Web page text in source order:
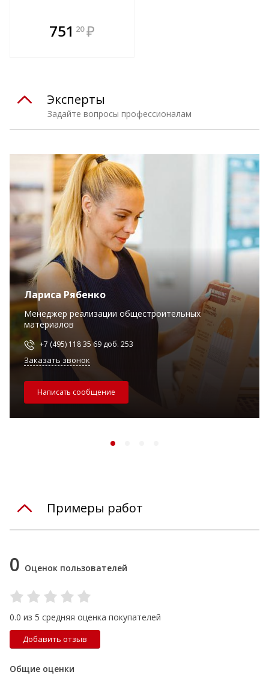
751 20 ₽
Задайте вопросы профессионалам
Эксперты
Лариса Рябенко
Менеджер реализации общестроительных
материалов
+7 (495) 118 35 69 доб. 253
Заказать звонок
Написать сообщение
Примеры работ
0 Оценок пользователей
0.0 из 5 средняя оценка покупателей
Добавить отзыв
Общие оценки